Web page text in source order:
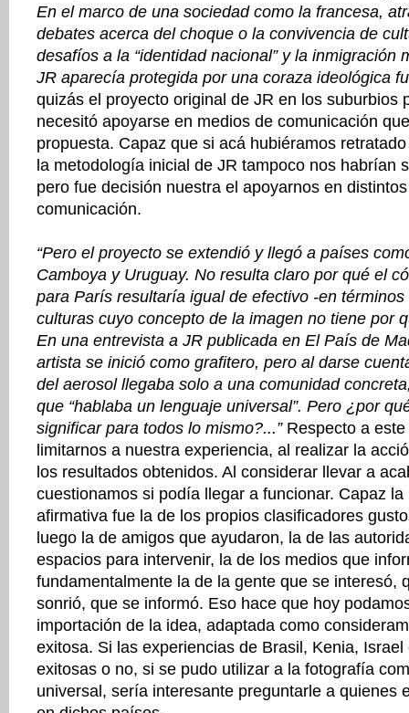
En el marco de una sociedad como la francesa,
debates acerca del choque o la convivencia de
desafíos a la “identidad nacional” y la inmigración
JR aparecía protegida por una coraza ideológica
quizás el proyecto original de JR en los suburbios
necesitó apoyarse en medios de comunicación
propuesta. Capaz que si acá hubiéramos retratado
la metodología inicial de JR tampoco nos habrían
pero fue decisión nuestra el apoyarnos en
comunicación.
“Pero el proyecto se extendió y llegó a países
Camboya y Uruguay. No resulta claro por qué el
para París resultaría igual de efectivo -en
culturas cuyo concepto de la imagen no tiene por
En una entrevista a JR publicada en El País de
artista se inició como grafitero, pero al darse
del aerosol llegaba solo a una comunidad
que “hablaba un lenguaje universal”. Pero ¿por
significar para todos lo mismo?...”Respecto a este
limitarnos a nuestra experiencia, al realizar la
los resultados obtenidos. Al considerar llevar a
cuestionamos si podía llegar a funcionar. Capaz
afirmativa fue la de los propios clasificadores
luego la de amigos que ayudaron, la de las
espacios para intervenir, la de los medios que
fundamentalmente la de la gente que se interesó,
sonrió, que se informó. Eso hace que hoy
importación de la idea, adaptada como
exitosa. Si las experiencias de Brasil, Kenia,
exitosas o no, si se pudo utilizar a la fotografía
universal, sería interesante preguntarle a quienes